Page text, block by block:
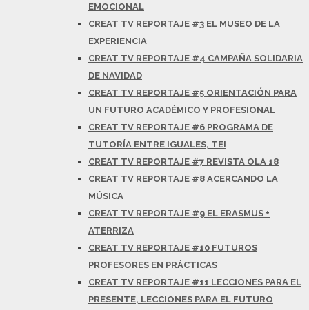
EMOCIONAL
CREAT TV REPORTAJE #3 EL MUSEO DE LA
EXPERIENCIA
CREAT TV REPORTAJE #4 CAMPAÑA SOLIDARIA
DE NAVIDAD
CREAT TV REPORTAJE #5 ORIENTACIÓN PARA
UN FUTURO ACADÉMICO Y PROFESIONAL
CREAT TV REPORTAJE #6 PROGRAMA DE
TUTORÍA ENTRE IGUALES, TEI
CREAT TV REPORTAJE #7 REVISTA OLA 18
CREAT TV REPORTAJE #8 ACERCANDO LA
MÚSICA
CREAT TV REPORTAJE #9 EL ERASMUS +
ATERRIZA
CREAT TV REPORTAJE #10 FUTUROS
PROFESORES EN PRÁCTICAS
CREAT TV REPORTAJE #11 LECCIONES PARA EL
PRESENTE, LECCIONES PARA EL FUTURO